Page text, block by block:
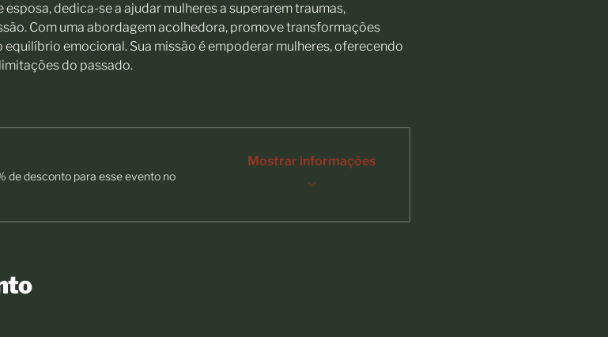
dedica-se a ajudar mulheres a superarem traumas,
Com uma abordagem acolhedora, promove transformações
emocional. Sua missão é empoderar mulheres, oferecendo
do passado.
de desconto para esse evento no
Mostrar informações